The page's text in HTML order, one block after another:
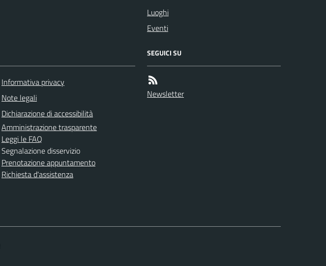
Luoghi
Eventi
Informativa privacy
Note legali
Dichiarazione di accessibilità
Amministrazione trasparente
Leggi le FAQ
Segnalazione disservizio
Prenotazione appuntamento
Richiesta d'assistenza
SEGUICI SU
Newsletter